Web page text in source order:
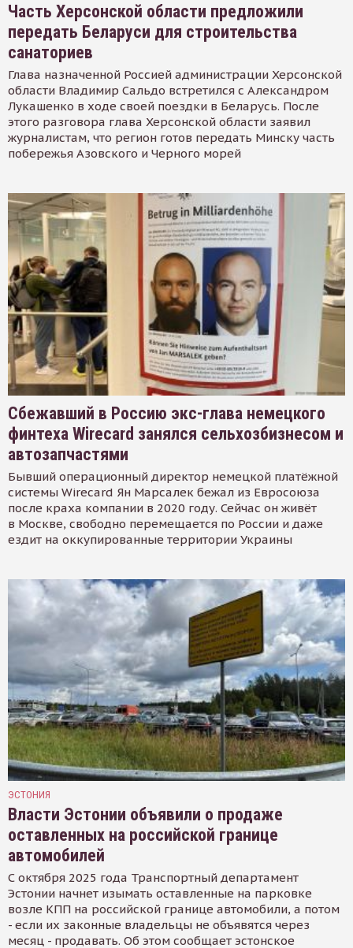
Часть Херсонской области предложили
передать Беларуси для строительства
санаториев
Глава назначенной Россией администрации Херсонской
области Владимир Сальдо встретился с Александром
Лукашенко в ходе своей поездки в Беларусь. После
этого разговора глава Херсонской области заявил
журналистам, что регион готов передать Минску часть
побережья Азовского и Черного морей
Сбежавший в Россию экс-глава немецкого
финтеха Wirecard занялся сельхозбизнесом и
автозапчастями
Бывший операционный директор немецкой платёжной
системы Wirecard Ян Марсалек бежал из Евросоюза
после краха компании в 2020 году. Сейчас он живёт
в Москве, свободно перемещается по России и даже
ездит на оккупированные территории Украины
ЭСТОНИЯ
Власти Эстонии объявили о продаже
оставленных на российской границе
автомобилей
С октября 2025 года Транспортный департамент
Эстонии начнет изымать оставленные на парковке
возле КПП на российской границе автомобили, а потом
- если их законные владельцы не объявятся через
месяц - продавать. Об этом сообщает эстонское